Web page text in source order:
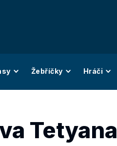
Žebříčky Hráči
Tetyana